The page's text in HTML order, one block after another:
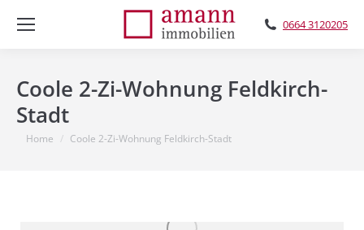
0664 3120205
Coole 2-Zi-Wohnung Feldkirch-
Stadt
You are here:
Home Coole 2-Zi-Wohnung Feldkirch-Stadt